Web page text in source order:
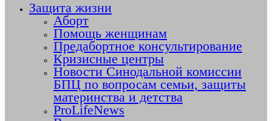
Защита жизни
Аборт
Помощь женщинам
Предабортное консультирование
Кризисные центры
Новости Синодальной комиссии
БПЦ по вопросам семьи, защиты
материнства и детства
ProLifeNews